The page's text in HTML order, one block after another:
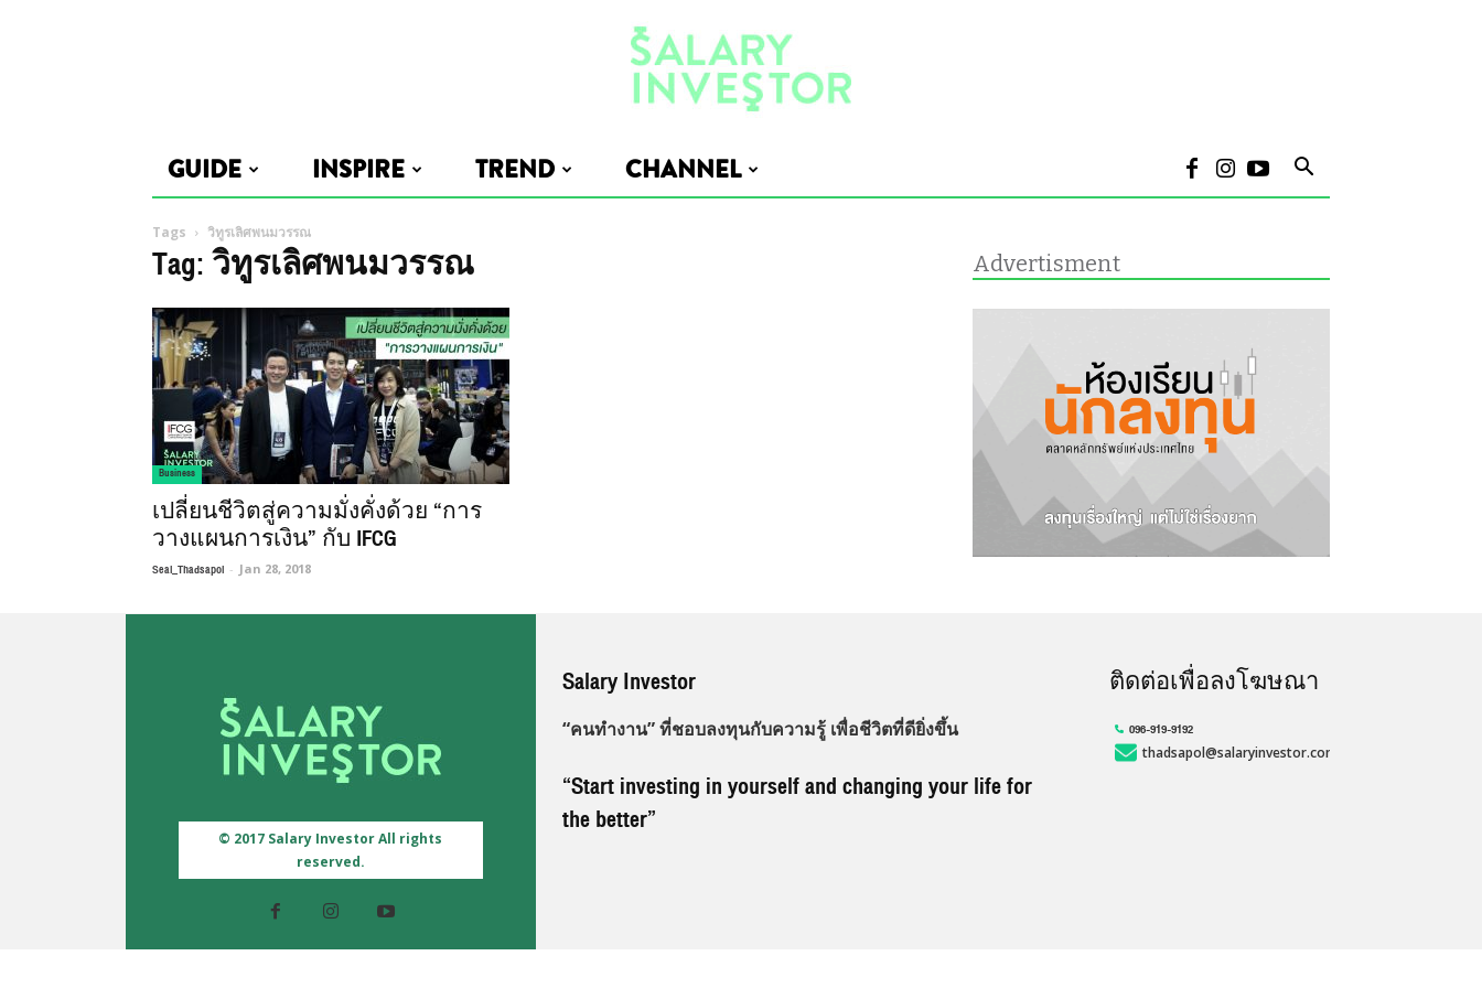
Salary
GUIDE INSPIRE TREND CHANNEL
Tags วิทูรเลิศพนมวรรณ
Tag: วิทูรเลิศพนมวรรณ
Business
เปลี่ยนชีวิตสู่ความมั่งคั่งด้วย “การ
วางแผนการเงิน” กับ IFCG
Seal_Thadsapol - Jan 28, 2018
Advertisment
© 2017 Salary Investor All rights
reserved.
Salary Investor
“คนทำงาน” ที่ชอบลงทุนกับความรู้ เพื่อชีวิตที่ดียิ่งขึ้น
“Start investing in yourself and changing your life for
the better”
ติดต่อเพื่อลงโฆษณา
096-919-9192
thadsapol@salaryinvestor.com